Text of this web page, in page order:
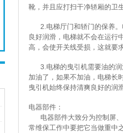
靴，并且应打扫干净轿厢的卫
2.电梯厅门和轿门的保养。
良好润滑，电梯就不会在运行
高，会使开关线受损，这就要
3.电梯的曳引机需要油的润
加油了，如果不加油，电梯长
曳引机始终保持清爽良好的润
电器部件：
电器部件大致分为控制屏、
常维保工作中要把它当做重中